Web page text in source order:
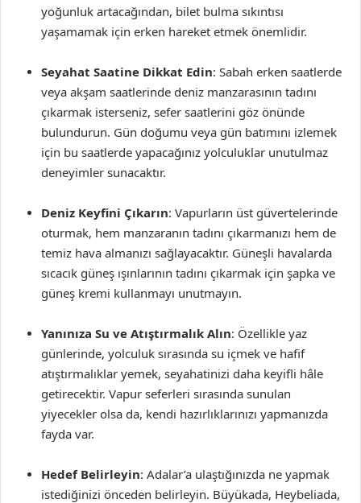
yoğunluk artacağından, bilet bulma sıkıntısı
yaşamamak için erken hareket etmek önemlidir.
Seyahat Saatine Dikkat Edin: Sabah erken saatlerde
veya akşam saatlerinde deniz manzarasının tadını
çıkarmak isterseniz, sefer saatlerini göz önünde
bulundurun. Gün doğumu veya gün batımını izlemek
için bu saatlerde yapacağınız yolculuklar unutulmaz
deneyimler sunacaktır.
Deniz Keyfini Çıkarın: Vapurların üst güvertelerinde
oturmak, hem manzaranın tadını çıkarmanızı hem de
temiz hava almanızı sağlayacaktır. Güneşli havalarda
sıcacık güneş ışınlarının tadını çıkarmak için şapka ve
güneş kremi kullanmayı unutmayın.
Yanınıza Su ve Atıştırmalık Alın: Özellikle yaz
günlerinde, yolculuk sırasında su içmek ve hafif
atıştırmalıklar yemek, seyahatinizi daha keyifli hâle
getirecektir. Vapur seferleri sırasında sunulan
yiyecekler olsa da, kendi hazırlıklarınızı yapmanızda
fayda var.
Hedef Belirleyin: Adalar’a ulaştığınızda ne yapmak
istediğinizi önceden belirleyin. Büyükada, Heybeliada,